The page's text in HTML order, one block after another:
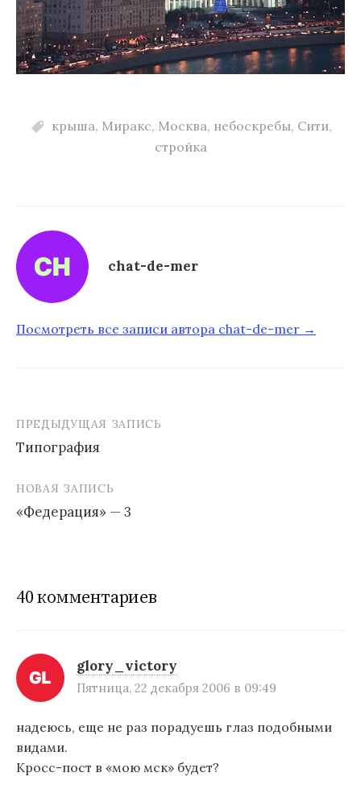
крыша, Миракс, Москва, небоскребы, Сити,
стройка
chat-de-mer
Посмотреть все записи автора chat-de-mer →
а
и
я
п
о
ПРЕДЫДУЩАЯ ЗАПИСЬ
Типография
НОВАЯ ЗАПИСЬ
«Федерация» — 3
40 комментариев
glory_victory
Пятница, 22 декабря 2006 в 09:49
надеюсь, еще не раз порадуешь глаз подобными
видами.
Кросс-пост в «мою мск» будет?